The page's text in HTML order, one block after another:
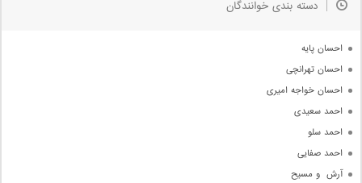
جدیدترین ها
دسته بندی خوانندگان
احسان پایه
احسان تهرانچی
احسان خواجه امیری
احمد سعیدی
احمد سلو
احمد صفایی
آرش  و مسیح